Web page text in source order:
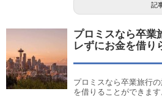
記
プロミスなら卒業
レずにお金を借り
プロミスなら卒業旅行
を借りることができま